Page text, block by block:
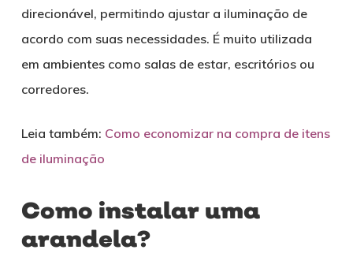
direcionável, permitindo ajustar a iluminação de
acordo com suas necessidades. É muito utilizada
em ambientes como salas de estar, escritórios ou
corredores.
Leia também: Como economizar na compra de itens
de iluminação
Como instalar uma
arandela?